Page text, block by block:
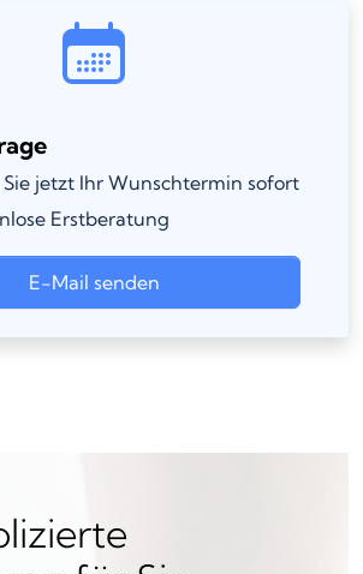
jetzt Ihr Wunschtermin sofort
Erstberatung
E-Mail senden